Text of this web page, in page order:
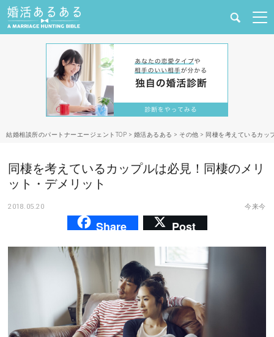
婚活と結婚
恋愛の悩み
合コン・街コン
マッチングアプリ
結婚相談所のパートナーエージェントTOP > 婚活あるある > その他 > 同棲を考えているカッ
同棲を考えているカップルは必見！同棲のメリ
ット・デメリット
2018.05.20 今来今
Share Post